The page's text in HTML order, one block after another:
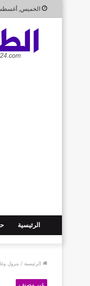
الخميس, أغسطس 6
الرئيسية
الرئيسية / بترول
غير مصنف